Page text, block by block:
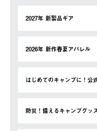
2027年 新製品ギア
2026年 新作春夏アパレル
はじめてのキャンプに！公
防災！備えるキャンプグッ